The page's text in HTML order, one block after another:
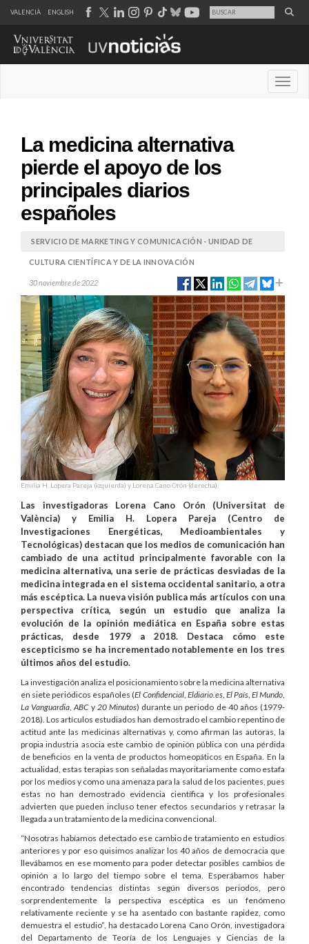
VALENCIÀ ENGLISH
La medicina alternativa
pierde el apoyo de los
principales diarios
españoles
SERVICIO DE MARKETING Y COMUNICACIÓN - UNIDAD DE
CULTURA CIENTÍFICA Y DE LA INNOVACIÓN
30 noviembre de 2022
Emilia H. Lopera Pareja (izquierda) y Lorena Cano Orón (derecha).
Las investigadoras Lorena Cano Orón (Universitat de
València) y Emilia H. Lopera Pareja (Centro de
Investigaciones Energéticas, Medioambientales y
Tecnológicas) destacan que los medios de comunicación han
cambiado de una actitud principalmente favorable con la
medicina alternativa, una serie de prácticas desviadas de la
medicina integrada en el sistema occidental sanitario, a otra
más escéptica. La nueva visión publica más artículos con una
perspectiva crítica, según un estudio que analiza la
evolución de la opinión mediática en España sobre estas
prácticas, desde 1979 a 2018. Destaca cómo este
escepticismo se ha incrementado notablemente en los tres
últimos años del estudio.
La investigación analiza el posicionamiento sobre la medicina alternativa
en siete periódicos españoles (El Confidencial, Eldiario.es, El País, El Mundo,
La Vanguardia,ABCy 20 Minutos) durante un periodo de 40 años (1979-
2018). Los artículos estudiados han demostrado el cambio repentino de
actitud ante las medicinas alternativas y, como afirman las autoras, la
propia industria asocia este cambio de opinión pública con una pérdida
de beneficios en la venta de productos homeopáticos en España. En la
actualidad, estas terapias son señaladas mayoritariamente como estafa
por los medios y como una amenaza para la salud de los pacientes, pues
estas no han demostrado evidencia científica y los profesionales
advierten que pueden incluso tener efectos secundarios y retrasar la
llegada a un tratamiento de la medicina convencional.
“Nosotras habíamos detectado ese cambio de tratamiento en estudios
anteriores y por eso quisimos analizar los 40 años de democracia que
llevábamos en ese momento para poder detectar posibles cambios de
opinión a lo largo del tiempo sobre el tema. Esperábamos haber
encontrado tendencias distintas según diversos periodos, pero
sorprendentemente la perspectiva escéptica es un fenómeno
relativamente reciente y se ha asentado con bastante rapidez, como
demuestra el estudio”, ha destacado Lorena Cano Orón, investigadora
del Departamento de Teoría de los Lenguajes y Ciencias de la